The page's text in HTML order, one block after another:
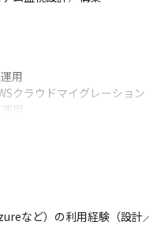
用
クラウドマイグレーション
用
フラ構築
news/
など）の利用経験（設